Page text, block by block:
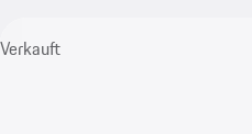
Verkauft